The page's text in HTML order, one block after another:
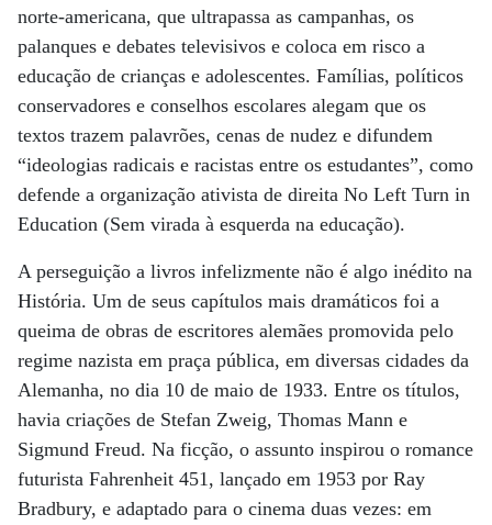
norte-americana, que ultrapassa as campanhas, os
palanques e debates televisivos e coloca em risco a
educação de crianças e adolescentes. Famílias, políticos
conservadores e conselhos escolares alegam que os
textos trazem palavrões, cenas de nudez e difundem
“ideologias radicais e racistas entre os estudantes”, como
defende a organização ativista de direita No Left Turn in
Education (Sem virada à esquerda na educação).
A perseguição a livros infelizmente não é algo inédito na
História. Um de seus capítulos mais dramáticos foi a
queima de obras de escritores alemães promovida pelo
regime nazista em praça pública, em diversas cidades da
Alemanha, no dia 10 de maio de 1933. Entre os títulos,
havia criações de Stefan Zweig, Thomas Mann e
Sigmund Freud. Na ficção, o assunto inspirou o romance
futurista Fahrenheit 451, lançado em 1953 por Ray
Bradbury, e adaptado para o cinema duas vezes: em